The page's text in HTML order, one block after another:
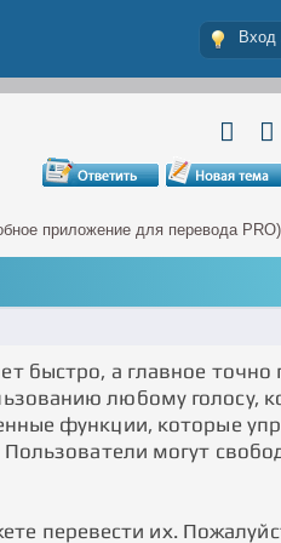
Вход
приложение для перевода PRO)
быстро, а главное точно
любому голосу,
функции, которые
могут
перевести их.